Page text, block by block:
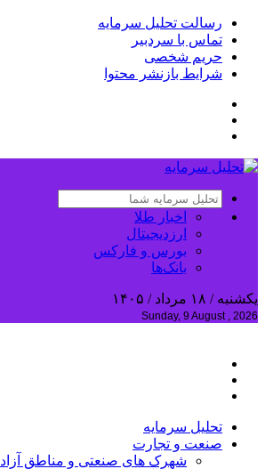
رسالت تحلیل سرمایه
تماس با سردبیر
حریم شخصی
شرایط بازنشر محتوا
اخبار طلا
ارزدیجیتال
بورس و فارکس
بانک‌ها
یکشنبه / ۱۸ مرداد / ۱۴۰۵
Sunday, 9 August , 2026
تحلیل‌ سرمایه
صنعت و تجارت
شهرک های صنعتی و مناطق آزاد